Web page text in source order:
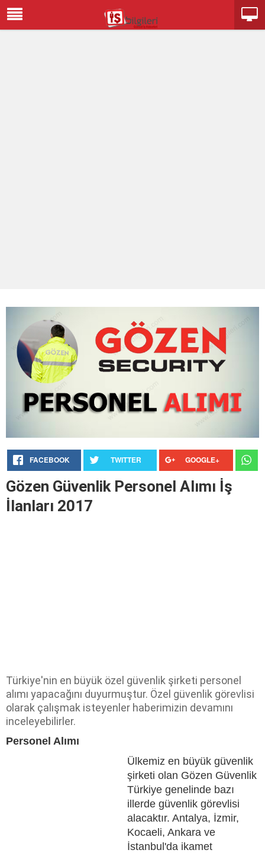
FACEBOOK TWITTER GOOGLE+
Gözen Güvenlik Personel Alımı İş
İlanları 2017
Türkiye'nin en büyük özel güvenlik şirketi personel
alımı yapacağını duyurmuştur. Özel güvenlik görevlisi
olarak çalışmak isteyenler haberimizin devamını
inceleyebilirler.
Personel Alımı
Ülkemiz en büyük güvenlik
şirketi olan Gözen Güvenlik
Türkiye genelinde bazı
illerde güvenlik görevlisi
alacaktır. Antalya, İzmir,
Kocaeli, Ankara ve
İstanbul'da ikamet